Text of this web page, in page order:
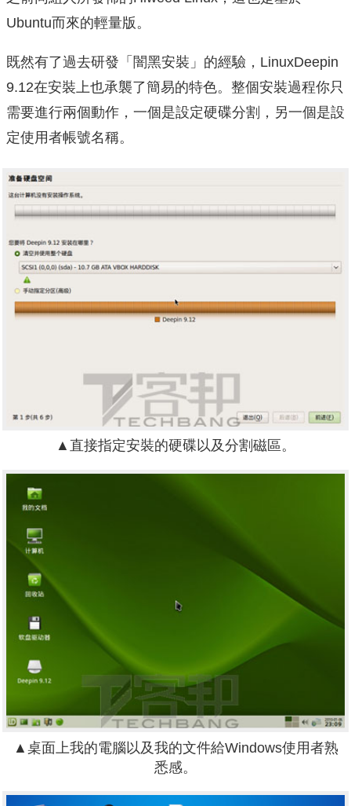
Ubuntu而來的輕量版。
既然有了過去研發「闇黑安裝」的經驗，LinuxDeepin
9.12在安裝上也承襲了簡易的特色。整個安裝過程你只
需要進行兩個動作，一個是設定硬碟分割，另一個是設
定使用者帳號名稱。
▲直接指定安裝的硬碟以及分割磁區。
▲桌面上我的電腦以及我的文件給Windows使用者熟
悉感。